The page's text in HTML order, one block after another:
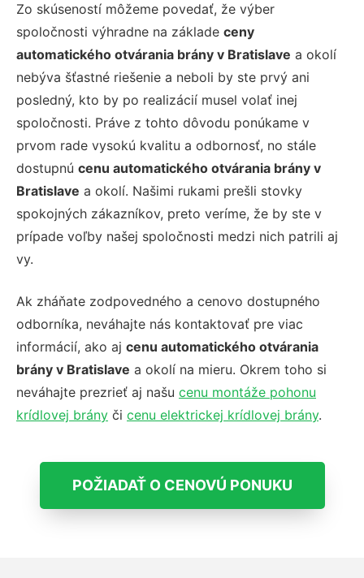
Zo skúseností môžeme povedať, že výber
spoločnosti výhradne na základe ceny
automatického otvárania brány v Bratislave a okolí
nebýva šťastné riešenie a neboli by ste prvý ani
posledný, kto by po realizácií musel volať inej
spoločnosti. Práve z tohto dôvodu ponúkame v
prvom rade vysokú kvalitu a odbornosť, no stále
dostupnú cenu automatického otvárania brány v
Bratislave a okolí. Našimi rukami prešli stovky
spokojných zákazníkov, preto veríme, že by ste v
prípade voľby našej spoločnosti medzi nich patrili aj
vy.
Ak zháňate zodpovedného a cenovo dostupného
odborníka, neváhajte nás kontaktovať pre viac
informácií, ako aj cenu automatického otvárania
brány v Bratislave a okolí na mieru. Okrem toho si
neváhajte prezrieť aj našu cenu montáže pohonu
krídlovej brány či cenu elektrickej krídlovej brány.
POŽIADAŤ O CENOVÚ PONUKU